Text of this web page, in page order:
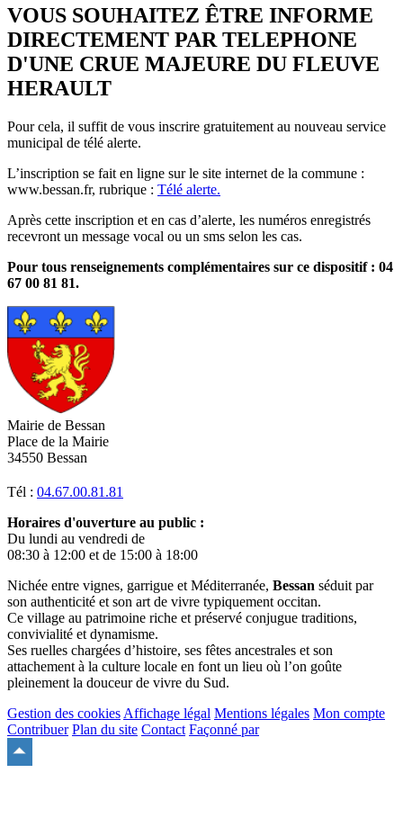
RSS
VOUS SOUHAITEZ ÊTRE INFORME
DIRECTEMENT PAR TELEPHONE
D'UNE CRUE MAJEURE DU FLEUVE
HERAULT
Pour cela, il suffit de vous inscrire gratuitement au nouveau service
municipal de télé alerte.
L’inscription se fait en ligne sur le site internet de la commune :
www.bessan.fr, rubrique : Télé alerte.
Après cette inscription et en cas d’alerte, les numéros enregistrés
recevront un message vocal ou un sms selon les cas.
Pour tous renseignements complémentaires sur ce dispositif : 04
67 00 81 81.
Mairie de Bessan
Place de la Mairie
34550 Bessan
Tél : 04.67.00.81.81
Horaires d'ouverture au public :
Du lundi au vendredi de
08:30 à 12:00 et de 15:00 à 18:00
Nichée entre vignes, garrigue et Méditerranée, Bessan séduit par
son authenticité et son art de vivre typiquement occitan.
Ce village au patrimoine riche et préservé conjugue traditions,
convivialité et dynamisme.
Ses ruelles chargées d’histoire, ses fêtes ancestrales et son
attachement à la culture locale en font un lieu où l’on goûte
pleinement la douceur de vivre du Sud.
Gestion des cookies Affichage légal Mentions légales Mon compte
Contribuer Plan du site Contact Façonné par